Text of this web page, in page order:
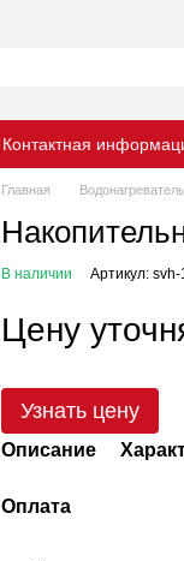
Контактная
Главная Водонагреватель
В наличии Артикул: svh-
Цену
Узнать цену
Описание
Оплата